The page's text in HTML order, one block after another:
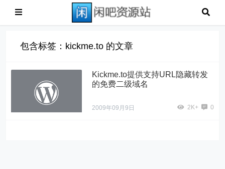
包含标签：kickme.to 的文章
Kickme.to提供支持URL隐藏转发
的免费二级域名
2009年09月9日 2K+ 0